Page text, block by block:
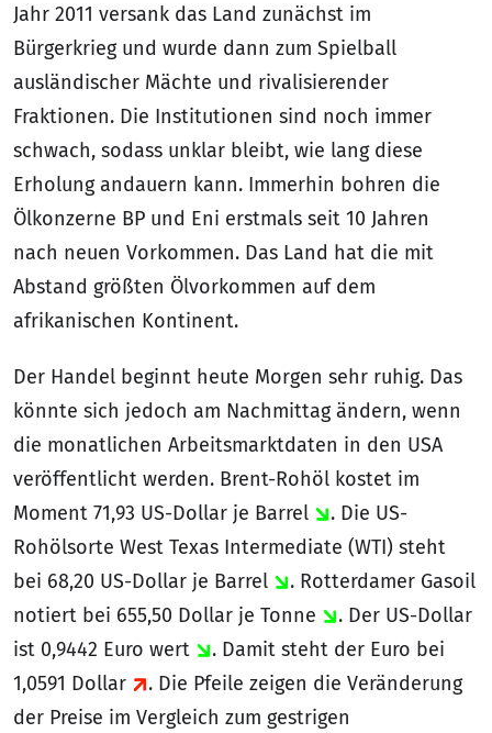
Jahr 2011 versank das Land zunächst im
Bürgerkrieg und wurde dann zum Spielball
ausländischer Mächte und rivalisierender
Fraktionen. Die Institutionen sind noch immer
schwach, sodass unklar bleibt, wie lang diese
Erholung andauern kann. Immerhin bohren die
Ölkonzerne BP und Eni erstmals seit 10 Jahren
nach neuen Vorkommen. Das Land hat die mit
Abstand größten Ölvorkommen auf dem
afrikanischen Kontinent.
Der Handel beginnt heute Morgen sehr ruhig. Das
könnte sich jedoch am Nachmittag ändern, wenn
die monatlichen Arbeitsmarktdaten in den USA
veröffentlicht werden. Brent-Rohöl kostet im
Moment 71,93 US-Dollar je Barrel
. Die US-
Rohölsorte West Texas Intermediate (WTI) steht
bei 68,20 US-Dollar je Barrel
. Rotterdamer Gasoil
notiert bei 655,50 Dollar je Tonne
. Der US-Dollar
ist 0,9442 Euro wert
. Damit steht der Euro bei
1,0591 Dollar
. Die Pfeile zeigen die Veränderung
der Preise im Vergleich zum gestrigen